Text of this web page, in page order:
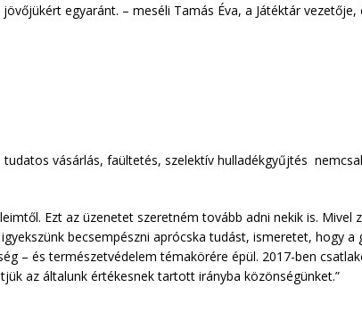
egyaránt. – meséli Tamás Éva, a Játéktár vezetője,
vásárlás, faültetés, szelektív hulladékgyűjtés
Ezt az üzenetet szeretném tovább adni nekik is. Mivel
becsempészni aprócska tudást, ismeretet, hogy a
– és természetvédelem témakörére épül. 2017-ben
az általunk értékesnek tartott irányba közönségünket.”